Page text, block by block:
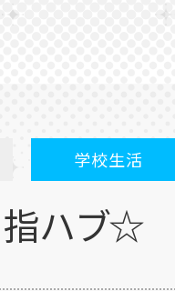
学校生活
指ハブ☆